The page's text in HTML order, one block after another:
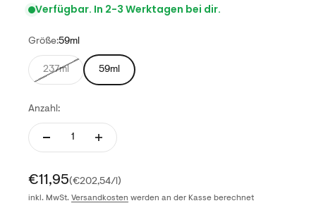
Verfügbar. In 2-3 Werktagen bei dir.
Größe:59ml
237ml 59ml
Anzahl:
Angebot
€11,95(€202,54/l)
inkl. MwSt. Versandkosten werden an der Kasse berechnet